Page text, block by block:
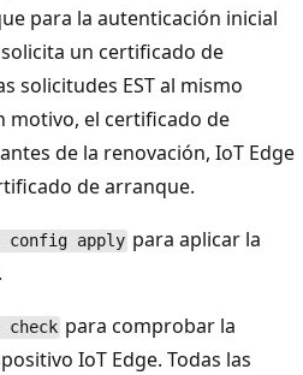
para la autenticación inicial
un certificado de
solicitudes EST al mismo
motivo, el certificado de
de la renovación, IoT Edge
de arranque.
config apply para aplicar la
check para comprobar la
IoT Edge. Todas las